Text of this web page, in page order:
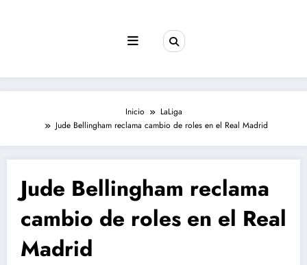
Inicio
LaLiga
Jude Bellingham reclama cambio de roles en el Real Madrid
Jude Bellingham reclama
cambio de roles en el Real
Madrid